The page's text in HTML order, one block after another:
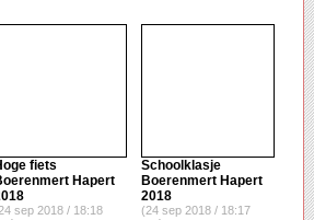
fiets
Hapert
sep 2018 / 18:18
Schoolklasje
Boerenmert Hapert
2018
(24 sep 2018 / 18:17